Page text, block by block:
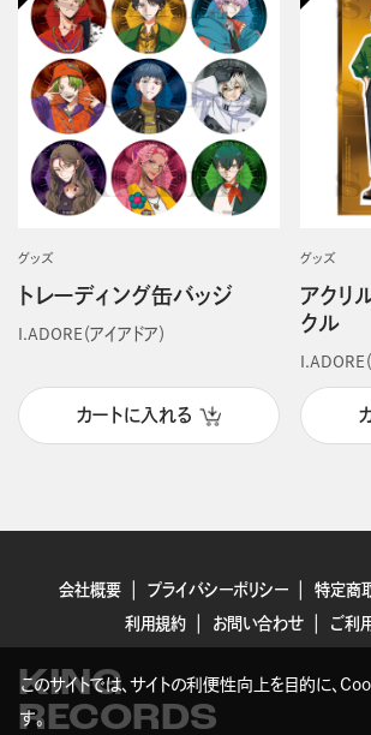
グッズ
トレーディング缶バッジ
I.ADORE（アイアドア）
カートに入れる
グッズ
アクリ
クル
I.ADORE
会社概要 プライバシーポリシー
特定商
利用規約
お問い合わせ ご利
KING
RECORDS
このサイトでは、サイトの利便性向上を目的に、
す。